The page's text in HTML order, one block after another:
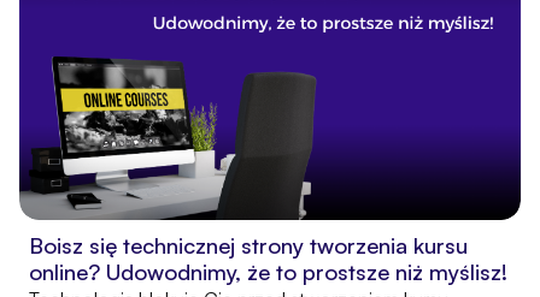
Boisz się technicznej strony tworzenia kursu
online? Udowodnimy, że to prostsze niż myślisz!